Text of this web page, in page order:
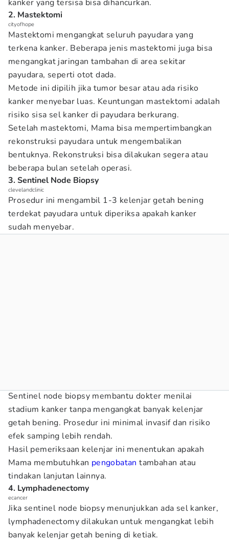
kanker yang tersisa bisa dihancurkan.
2. Mastektomi
cityofhope
Mastektomi mengangkat seluruh payudara yang
terkena kanker. Beberapa jenis mastektomi juga bisa
mengangkat jaringan tambahan di area sekitar
payudara, seperti otot dada.
Metode ini dipilih jika tumor besar atau ada risiko
kanker menyebar luas. Keuntungan mastektomi adalah
risiko sisa sel kanker di payudara berkurang.
Setelah mastektomi, Mama bisa mempertimbangkan
rekonstruksi payudara untuk mengembalikan
bentuknya. Rekonstruksi bisa dilakukan segera atau
beberapa bulan setelah operasi.
3. Sentinel Node Biopsy
clevelandclinic
Prosedur ini mengambil 1-3 kelenjar getah bening
terdekat payudara untuk diperiksa apakah kanker
sudah menyebar.
Sentinel node biopsy membantu dokter menilai
stadium kanker tanpa mengangkat banyak kelenjar
getah bening. Prosedur ini minimal invasif dan risiko
efek samping lebih rendah.
Hasil pemeriksaan kelenjar ini menentukan apakah
Mama membutuhkan pengobatan tambahan atau
tindakan lanjutan lainnya.
4. Lymphadenectomy
ecancer
Jika sentinel node biopsy menunjukkan ada sel kanker,
lymphadenectomy dilakukan untuk mengangkat lebih
banyak kelenjar getah bening di ketiak.